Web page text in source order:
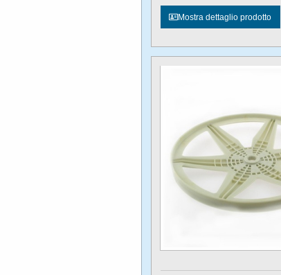
Mostra dettaglio prodotto